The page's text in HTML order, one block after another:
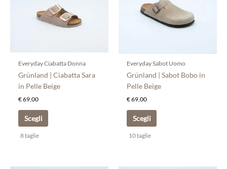
Everyday Ciabatta Donna
Grünland | Ciabatta Sara
in Pelle Beige
€69,00
Scegli
varianti.
Le
opzioni
scelte
nella
pagina
8 taglie
Everyday Sabot Uomo
Grünland | Sabot Bobo in
Pelle Beige
€69,00
Scegli
varianti.
Le
opzioni
scelte
nella
10 taglie